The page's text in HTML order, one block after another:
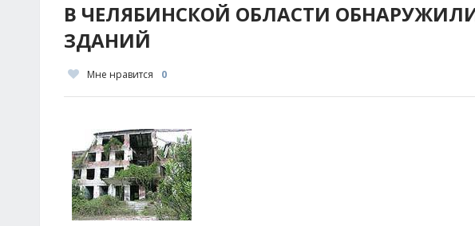
В ЧЕЛЯБИНСКОЙ ОБЛАСТИ
ЗДАНИЙ
Мне нравится 0